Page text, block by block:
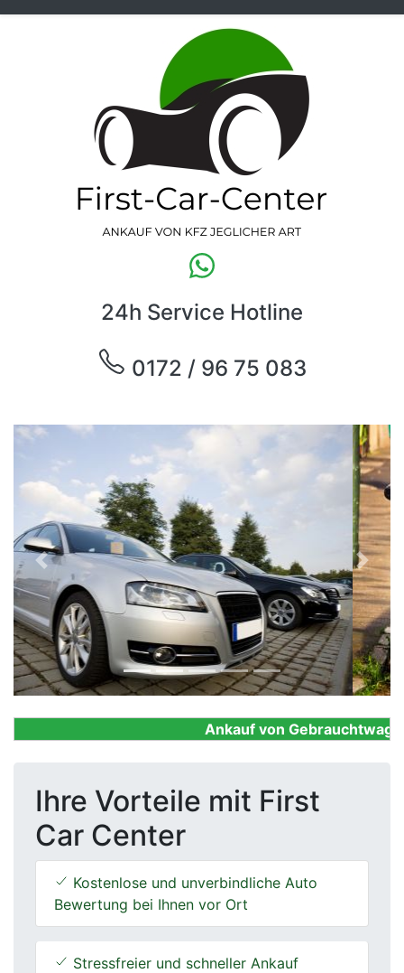
24h Service Hotline
0172 / 96 75 083
Previous Next
Ankauf von
Ihre Vorteile mit First
Car Center
Kostenlose und unverbindliche Auto
Bewertung bei Ihnen vor Ort
Stressfreier und schneller Ankauf